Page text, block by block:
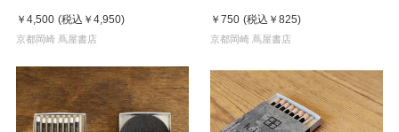
￥4,500 (税込 ￥4,950)
京都岡崎 蔦屋書店
￥750 (税込 ￥825)
京都岡崎 蔦屋書店